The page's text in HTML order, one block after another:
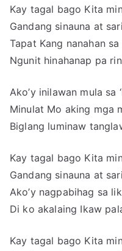
Kay tagal bago Kita
Gandang sinauna at
Tapat Kang nanahan
Ngunit hinahanap pa
Ako’y inilawan mula sa
Minulat Mo aking mga
Biglang luminaw
Kay tagal bago Kita
Gandang sinauna at
Ako’y nagpabihag sa
Di ko akalaing Ikaw
Kay tagal bago Kita